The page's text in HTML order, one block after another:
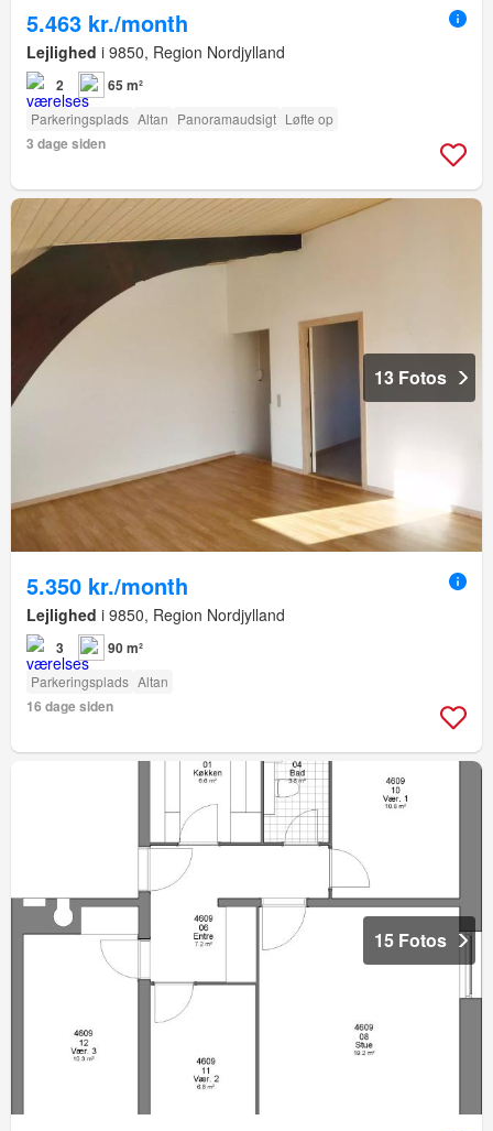
5.463 kr./month
Lejlighed i 9850, Region Nordjylland
2 65 m²
Parkeringsplads Altan Panoramaudsigt Løfte op
3 dage siden
13 Fotos
5.350 kr./month
Lejlighed i 9850, Region Nordjylland
3 90 m²
Parkeringsplads Altan
16 dage siden
15 Fotos